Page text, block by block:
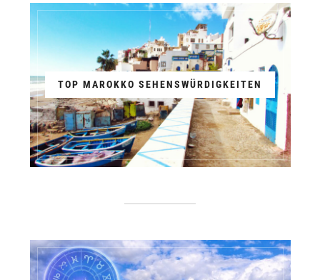
TOP MAROKKO SEHENSWÜRDIGKEITEN